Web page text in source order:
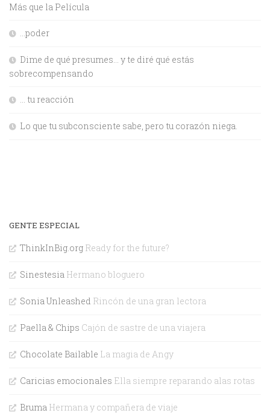
Más que la Película
…poder
Dime de qué presumes… y te diré qué estás
sobrecompensando
… tu reacción
Lo que tu subconsciente sabe, pero tu corazón niega.
GENTE ESPECIAL
ThinkInBig.org Ready for the future?
Sinestesia Hermano bloguero
Sonia Unleashed Rincón de una gran lectora
Paella & Chips Cajón de sastre de una viajera
Chocolate Bailable La magia de Angy
Caricias emocionales Ella siempre reparando alas rotas
Bruma Hermana y compañera de viaje